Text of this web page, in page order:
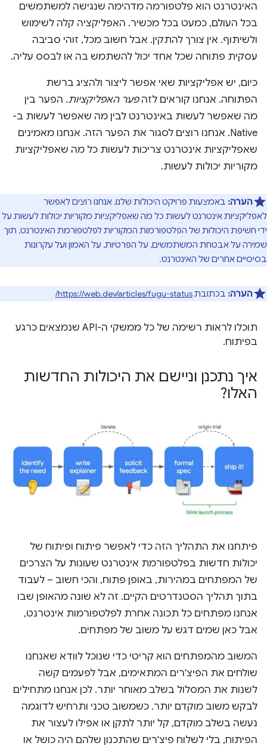
האינטרנט הוא פלטפורמה מדהימה שנגישה למשתמשים
בכל העולם, כמעט בכל מכשיר. האפליקציה קלה לשימוש
ולשיתוף. אין צורך להתקין. אבל חשוב מכל, זוהי סביבה
עסקית פתוחה שכל אחד יכול להשתמש בה או לבסס עליה.
כיום, יש אפליקציות שאי אפשר ליצור ולהציג ברשת
הפתוחה. אנחנו קוראים לזהפער האפליקציות. הפער בין
מה שאפשר לעשות באינטרנט לבין מה שאפשר לעשות ב-
Native. אנחנו רוצים לסגור את הפער הזה. אנחנו מאמינים
שאפליקציות אינטרנט צריכות לעשות כל מה שאפליקציות
מקוריות יכולות לעשות.
הערה: באמצעות פרויקט היכולות שלנו, אנחנו רוצים לאפשר
לאפליקציות אינטרנט לעשות כל מה שאפליקציות מקוריות יכולות לעשות על
ידי חשיפת היכולות של הפלטפורמות המקוריות לפלטפורמת האינטרנט, תוך
שמירה על אבטחת המשתמשים, על הפרטיות, על האמון ועל עקרונות
בסיסיים אחרים של האינטרנט.
הערה: בכתובתhttps://web.dev/articles/fugu-status/
תוכלו לראות רשימה של כל ממשקי ה-API שנמצאים כרגע
בפיתוח.
איך נתכנן וניישם את היכולות החדשות
האלו?
פיתחנו את התהליך הזה כדי לאפשר פיתוח ופיתוח של
יכולות חדשות בפלטפורמת אינטרנט שעונות על הצרכים
של המפתחים במהירות, באופן פתוח, והכי חשוב – לעבוד
בתוך תהליך הסטנדרטים הקיים. זה לא שונה מהאופן שבו
אנחנו מפתחים כל תכונה אחרת לפלטפורמות אינטרנט,
אבל כאן שמים דגש על משוב של מפתחים.
המשוב מהמפתחים הוא קריטי כדי שנוכל לוודא שאנחנו
שולחים את הפיצ'רים המתאימים, אבל לפעמים קשה
לשנות את המסלול בשלב מאוחר יותר. לכן אנחנו מתחילים
לבקש משוב מוקדם יותר. כשמשוב טכני ותרחיש לדוגמה
נעשה בשלב מוקדם, קל יותר לתקן או אפילו לעצור את
הפיתוח, בלי לשלוח פיצ'רים שהתכנון שלהם היה כושל או